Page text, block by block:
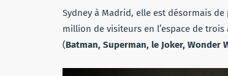
Sydney à Madrid, elle est désormais
million de visiteurs en l’espace de trois
(Batman, Superman, le Joker, Wonder